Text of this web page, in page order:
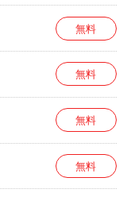
無料
無料
無料
無料